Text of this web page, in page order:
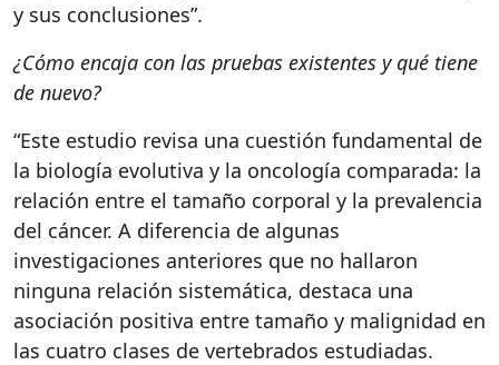
y sus conclusiones”.
¿Cómo encaja con las pruebas existentes y qué tiene
de nuevo?
“Este estudio revisa una cuestión fundamental de
la biología evolutiva y la oncología comparada: la
relación entre el tamaño corporal y la prevalencia
del cáncer. A diferencia de algunas
investigaciones anteriores que no hallaron
ninguna relación sistemática, destaca una
asociación positiva entre tamaño y malignidad en
las cuatro clases de vertebrados estudiadas.